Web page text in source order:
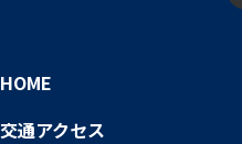
HOME
交通アクセス